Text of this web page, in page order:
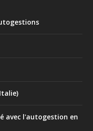
avec l'autogestion en